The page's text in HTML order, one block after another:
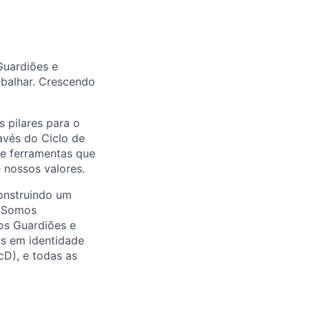
e
Crescendo
pilares para o
do Ciclo de
ferramentas que
valores.
um
Guardiões e
em identidade
e todas as